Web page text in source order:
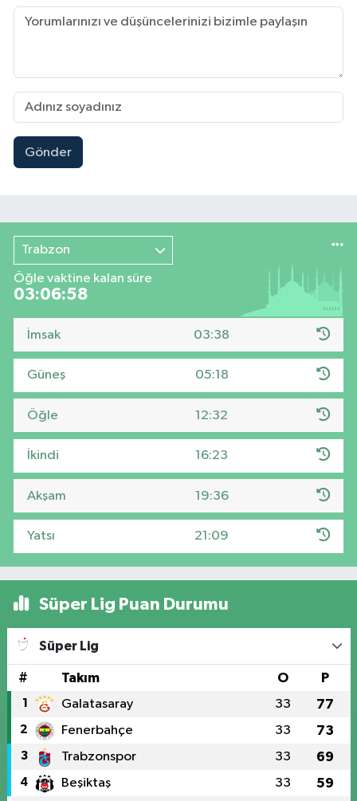
Gönder
Trabzon
Öğle vaktine kalan süre
03:06:57
İmsak 03:38
Güneş 05:18
Öğle 12:32
İkindi 16:23
Akşam 19:36
Yatsı 21:09
Süper Lig Puan Durumu
Süper Lig
# Takım O P
1 Galatasaray 33 77
2 Fenerbahçe 33 73
3 Trabzonspor 33 69
4 Beşiktaş 33 59